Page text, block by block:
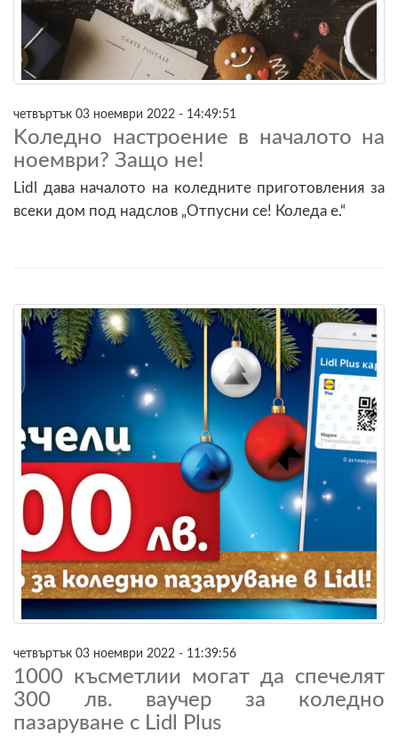
четвъртък 03 ноември 2022 - 14:49:51
Kоледно настроение в началото на
ноември? Защо не!
Lidl дава началото на коледните приготовления за
всеки дом под надслов „Отпусни се! Коледа е.“
четвъртък 03 ноември 2022 - 11:39:56
1000 късметлии могат да спечелят
300 лв. ваучер за коледно
пазаруване с Lidl Plus